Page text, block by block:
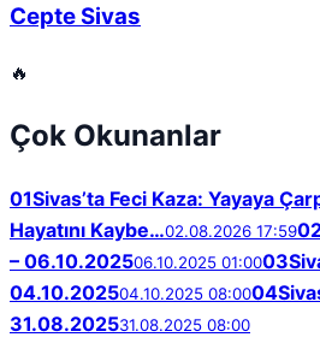
Cepte Sivas
🔥
Çok Okunanlar
01Sivas’ta Feci Kaza: Yayaya
Hayatını Kaybe…02.08.2026 17:59
– 06.10.202506.10.2025 01:0003
04.10.202504.10.2025 08:0004
31.08.202531.08.2025 08:00